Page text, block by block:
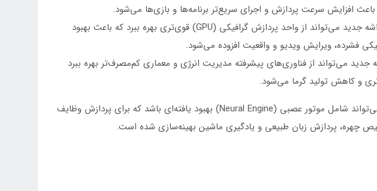
افزایش سرعت پردازش و اجرای سریع‌تر برنامه‌ها و بازی‌ها می‌شود.
عملکرد گرافیکی بهتر: تراشه جدید می‌تواند از واحد پردازش گرافیکی (GPU) قوی‌تری بهره ببرد که باعث بهبود
فشرده، ویرایش ویدیو و واقعیت افزوده می‌شود.
جدید می‌تواند از فناوری‌های پیشرفته مدیریت انرژی و معماری کم‌مصرف‌تر بهره ببرد
و کاهش تولید گرما می‌شود.
علاوه بر این، تراشه جدید می‌تواند شامل موتور عصبی (Neural Engine) بهبود یافته‌ای باشد که برای پردازش وظایف
پردازش زبان طبیعی و یادگیری ماشین بهینه‌سازی شده است.